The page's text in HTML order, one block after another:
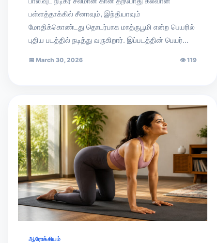
பள்ளத்தாக்கில் சீனாவும், இந்தியாவும்
மோதிக்கொண்டது தொடர்பாக மாத்ருபூமி என்ற பெயரில்
புதிய படத்தில் நடித்து வருகிறார். இப்படத்தின் பெயர்…
📅 March 30, 2026 👁119
ஆரோக்கியம்